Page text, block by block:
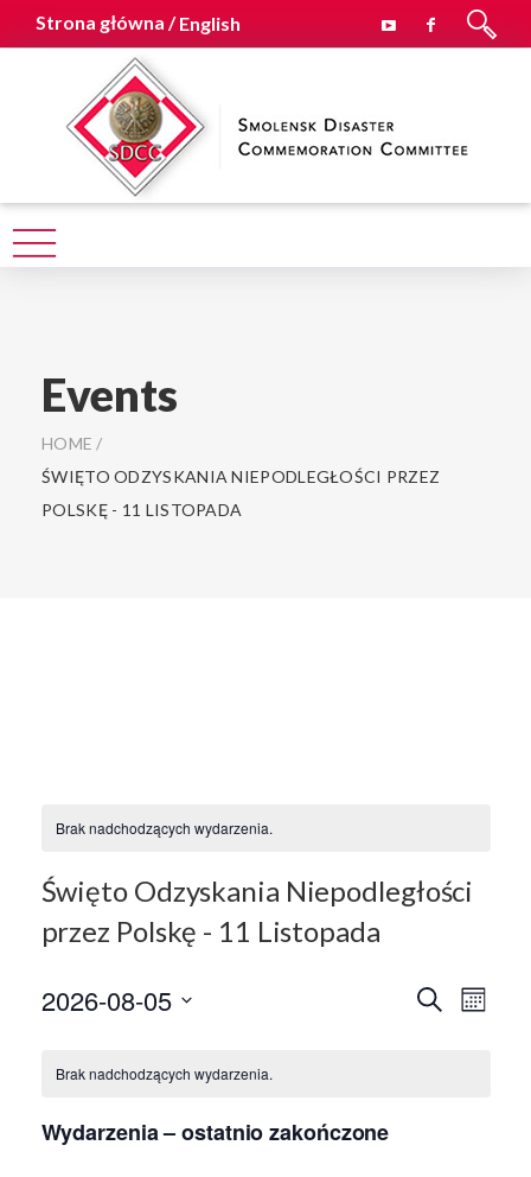
Strona główna /English
Events
HOME /
ŚWIĘTO ODZYSKANIA NIEPODLEGŁOŚCI PRZEZ
POLSKĘ - 11 LISTOPADA
Brak nadchodzących wydarzenia.
Święto Odzyskania Niepodległości
przez Polskę - 11 Listopada
W
S
W
M
2026-08-05
i
Brak nadchodzących wydarzenia.
Wydarzenia – ostatnio zakończone